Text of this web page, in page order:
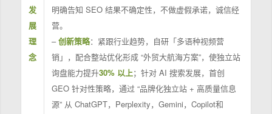
发
展
理
念
明确告知 SEO 结果不确定性，不做虚假承诺，诚信经
营。
–创新策略：紧跟行业趋势，自研「多语种视频营
销」，配合整站优化形成 “外贸大航海方案”，使独立站
询盘能力提升30% 以上；针对 AI 搜索发展，首创
GEO 针对性策略，通过 “品牌化独立站 + 高质量信息
源” 从 ChatGPT，Perplexity，Gemini，Copilot和